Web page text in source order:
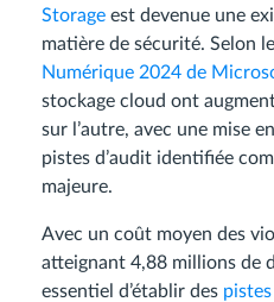
Storage est devenue une
matière de sécurité. Selon le
Numérique 2024 de
stockage cloud ont
sur l’autre, avec une mise
pistes d’audit identifiée
majeure.
Avec un coût moyen des
atteignant 4,88 millions de
essentiel d’établir des